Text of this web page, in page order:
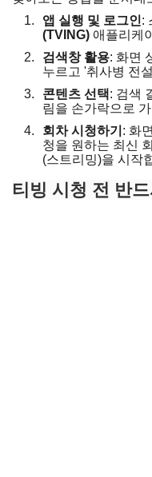
앱 실행 및 로그인:
(TVING) 애플리케
검색창 활용: 화면
누르고 '취사병 전
콘텐츠 선택: 검색
림을 손가락으로
회차 시청하기 : 화
청을 원하는 최신
(스트리밍)을 시작
티빙 시청 전 반